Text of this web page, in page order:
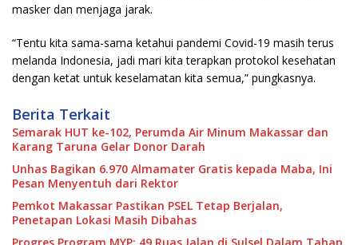
masker dan menjaga jarak.
“Tentu kita sama-sama ketahui pandemi Covid-19 masih terus
melanda Indonesia, jadi mari kita terapkan protokol kesehatan
dengan ketat untuk keselamatan kita semua,” pungkasnya.
Berita Terkait
Semarak HUT ke-102, Perumda Air Minum Makassar dan
Karang Taruna Gelar Donor Darah
Unhas Bagikan 6.970 Almamater Gratis kepada Maba, Ini
Pesan Menyentuh dari Rektor
Pemkot Makassar Pastikan PSEL Tetap Berjalan,
Penetapan Lokasi Masih Dibahas